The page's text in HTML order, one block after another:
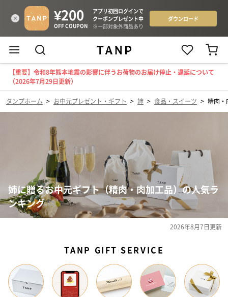
【重要】令和8年熊本地震の影響に伴うお荷物のお届け停止・遅延について
（2026年7月29日更新）
タンプホーム > お中元プレゼント・ギフト > 姉 > 食品・スイーツ > 精肉・
姉に贈るお中元ギフト（精肉・肉加工品）の人気ラ
ンキング
2026年8月7日更新
TANP GIFT SERVICE